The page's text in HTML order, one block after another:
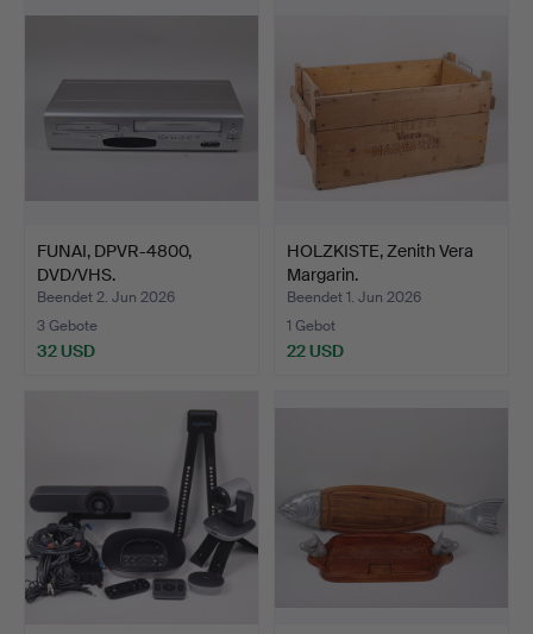
FUNAI, DPVR-4800,
DVD/VHS.
Beendet 2. Jun 2026
3 Gebote
32 USD
HOLZKISTE, Zenith Vera
Margarin.
Beendet 1. Jun 2026
1 Gebot
22 USD